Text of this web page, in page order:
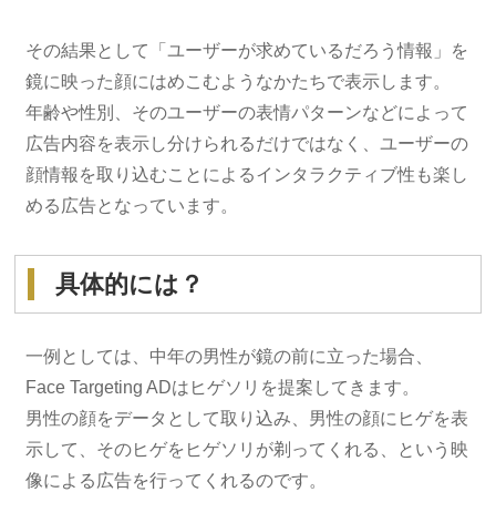
その結果として「ユーザーが求めているだろう情報」を
鏡に映った顔にはめこむようなかたちで表示します。
年齢や性別、そのユーザーの表情パターンなどによって
広告内容を表示し分けられるだけではなく、ユーザーの
顔情報を取り込むことによるインタラクティブ性も楽し
める広告となっています。
具体的には？
一例としては、中年の男性が鏡の前に立った場合、
Face Targeting ADはヒゲソリを提案してきます。
男性の顔をデータとして取り込み、男性の顔にヒゲを表
示して、そのヒゲをヒゲソリが剃ってくれる、という映
像による広告を行ってくれるのです。